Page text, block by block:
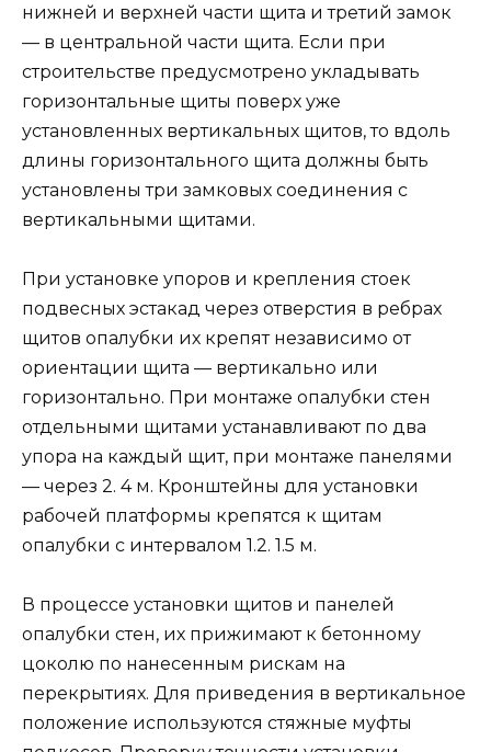
нижней и верхней части щита и третий замок
— в центральной части щита. Если при
строительстве предусмотрено укладывать
горизонтальные щиты поверх уже
установленных вертикальных щитов, то вдоль
длины горизонтального щита должны быть
установлены три замковых соединения с
вертикальными щитами.
При установке упоров и крепления стоек
подвесных эстакад через отверстия в ребрах
щитов опалубки их крепят независимо от
ориентации щита — вертикально или
горизонтально. При монтаже опалубки стен
отдельными щитами устанавливают по два
упора на каждый щит, при монтаже панелями
— через 2. 4 м. Кронштейны для установки
рабочей платформы крепятся к щитам
опалубки с интервалом 1.2. 1.5 м.
В процессе установки щитов и панелей
опалубки стен, их прижимают к бетонному
цоколю по нанесенным рискам на
перекрытиях. Для приведения в вертикальное
положение используются стяжные муфты